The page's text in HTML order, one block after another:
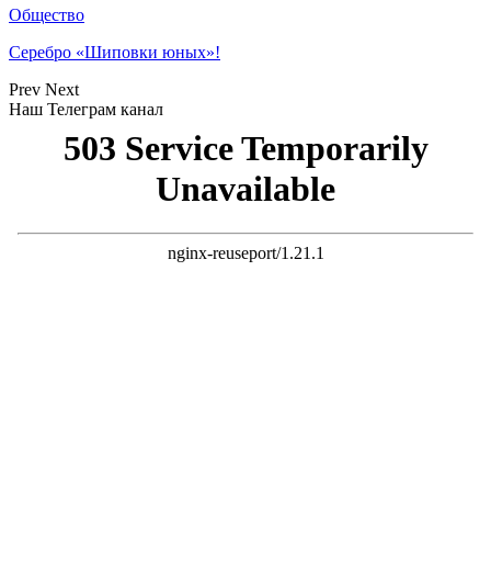
Общество
Серебро «Шиповки юных»!
Prev Next
Наш Телеграм канал